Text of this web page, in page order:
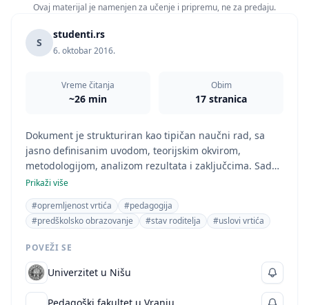
Ovaj materijal je namenjen za učenje i pripremu, ne za predaju.
S
studenti.rs
6. oktobar 2016.
Vreme čitanja
~26 min
Obim
17 stranica
Dokument je strukturiran kao tipičan naučni rad, sa
jasno definisanim uvodom, teorijskim okvirom,
metodologijom, analizom rezultata i zaključcima. Sadrži
citiranu literaturu i prilog u vidu skale za ocenjivanje.
Tema istraživanja direktno se odnosi na pedagošku
oblast, konkretno na predškolsko obrazovanje i
zadovoljstvo roditelja.
Prikaži više
#opremljenost vrtića
#pedagogija
#predškolsko obrazovanje
#stav roditelja #uslovi vrtića
POVEŽI SE
Univerzitet u Nišu